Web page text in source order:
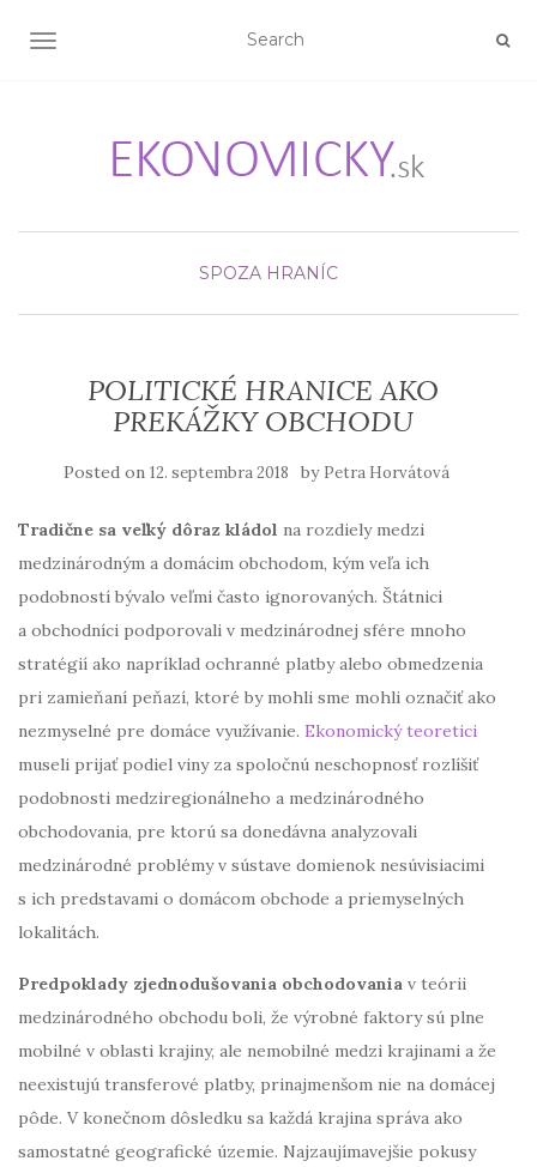
TOGGLE NAVIGATION
SPOZA HRANÍC
POLITICKÉ HRANICE AKO
PREKÁŽKY OBCHODU
Posted on 12. septembra 2018 by Petra Horvátová
Tradične sa veľký dôraz kládol na rozdiely medzi
medzinárodným a domácim obchodom, kým veľa ich
podobností bývalo veľmi často ignorovaných. Štátnici
a obchodníci podporovali v medzinárodnej sfére mnoho
stratégií ako napríklad ochranné platby alebo obmedzenia
pri zamieňaní peňazí, ktoré by mohli sme mohli označiť ako
nezmyselné pre domáce využívanie. Ekonomický teoretici
museli prijať podiel viny za spoločnú neschopnosť rozlíšiť
podobnosti medziregionálneho a medzinárodného
obchodovania, pre ktorú sa donedávna analyzovali
medzinárodné problémy v sústave domienok nesúvisiacimi
s ich predstavami o domácom obchode a priemyselných
lokalitách.
Predpoklady zjednodušovania obchodovania v teórii
medzinárodného obchodu boli, že výrobné faktory sú plne
mobilné v oblasti krajiny, ale nemobilné medzi krajinami a že
neexistujú transferové platby, prinajmenšom nie na domácej
pôde. V konečnom dôsledku sa každá krajina správa ako
samostatné geografické územie. Najzaujímavejšie pokusy